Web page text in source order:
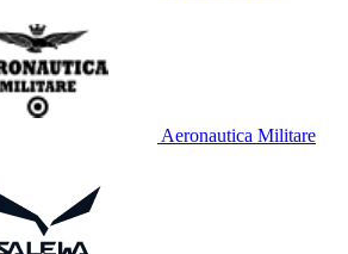
Aeronautica Militare